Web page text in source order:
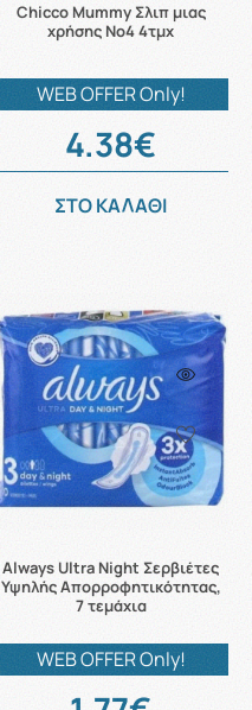
Chicco Mummy Σλιπ μιας
χρήσης Νο4 4τμχ
WEB OFFER Only!
4.38€
ΣΤΟ ΚΑΛΑΘΙ
Always Ultra Night Σερβιέτες
Υψηλής Απορροφητικότητας,
7 τεμάχια
WEB OFFER Only!